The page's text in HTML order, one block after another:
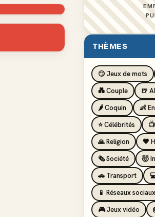
THÈMES
😏 Jeux de mots
💑 Couple
🍺
🌶️ Coquin
👶
⭐ Célébrités
🙏 Religion
🖤
🗞️ Société
🤯
🚗 Transport
📱 Réseaux sociaux
🎮 Jeux vidéo